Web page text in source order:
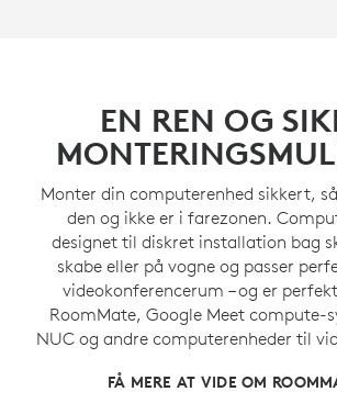
EN REN OG
Monter din computerenhed sikkert,
den og ikke er i farezonen.
designet til diskret installation bag
skabe eller på vogne og passer
videokonferencerum – og er
RoomMate, Google Meet compute-
NUC og andre computerenheder til
FÅ MERE AT VIDE OM